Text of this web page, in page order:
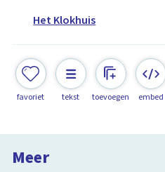
Het Klokhuis
favoriet tekst toevoegen embed
Meer